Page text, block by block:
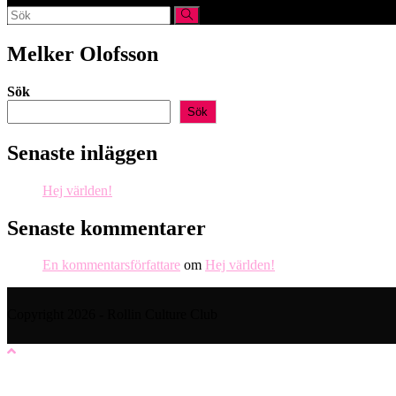
Melker Olofsson
Sök
Sök
Senaste inläggen
Hej världen!
Senaste kommentarer
En kommentarsförfattare om Hej världen!